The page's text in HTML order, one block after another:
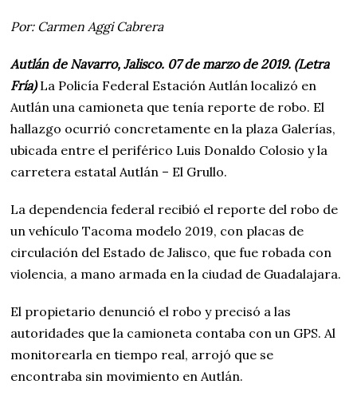
Por: Carmen Aggi Cabrera
Autlán de Navarro, Jalisco. 07 de marzo de 2019. (Letra
Fría)La Policía Federal Estación Autlán localizó en
Autlán una camioneta que tenía reporte de robo. El
hallazgo ocurrió concretamente en la plaza Galerías,
ubicada entre el periférico Luis Donaldo Colosio y la
carretera estatal Autlán – El Grullo.
La dependencia federal recibió el reporte del robo de
un vehículo Tacoma modelo 2019, con placas de
circulación del Estado de Jalisco, que fue robada con
violencia, a mano armada en la ciudad de Guadalajara.
El propietario denunció el robo y precisó a las
autoridades que la camioneta contaba con un GPS. Al
monitorearla en tiempo real, arrojó que se
encontraba sin movimiento en Autlán.